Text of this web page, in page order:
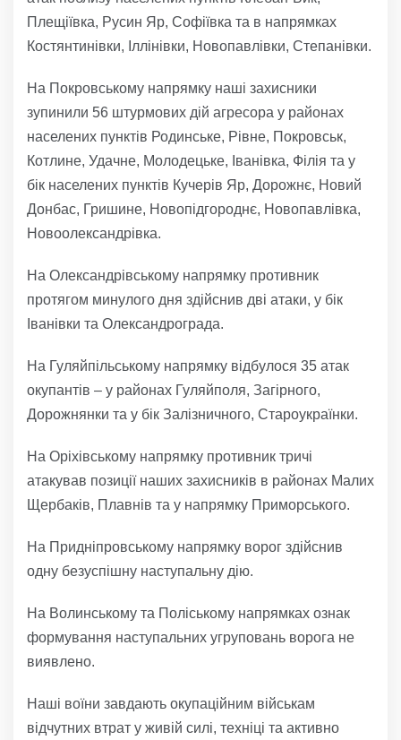
Плещіївка, Русин Яр, Софіївка та в напрямках
Костянтинівки, Іллінівки, Новопавлівки, Степанівки.
На Покровському напрямку наші захисники
зупинили 56 штурмових дій агресора у районах
населених пунктів Родинське, Рівне, Покровськ,
Котлине, Удачне, Молодецьке, Іванівка, Філія та у
бік населених пунктів Кучерів Яр, Дорожнє, Новий
Донбас, Гришине, Новопідгороднє, Новопавлівка,
Новоолександрівка.
На Олександрівському напрямку противник
протягом минулого дня здійснив дві атаки, у бік
Іванівки та Олександрограда.
На Гуляйпільському напрямку відбулося 35 атак
окупантів – у районах Гуляйполя, Загірного,
Дорожнянки та у бік Залізничного, Староукраїнки.
На Оріхівському напрямку противник тричі
атакував позиції наших захисників в районах Малих
Щербаків, Плавнів та у напрямку Приморського.
На Придніпровському напрямку ворог здійснив
одну безуспішну наступальну дію.
На Волинському та Поліському напрямках ознак
формування наступальних угруповань ворога не
виявлено.
Наші воїни завдають окупаційним військам
відчутних втрат у живій силі, техніці та активно